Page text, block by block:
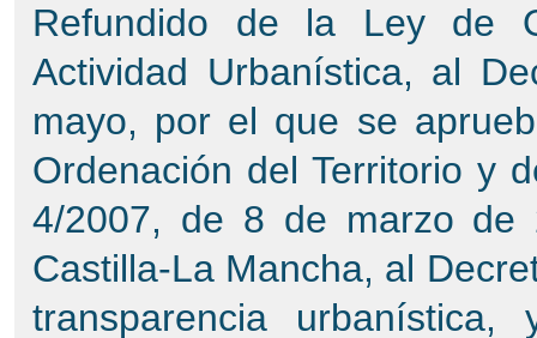
Refundido de la Ley de
Actividad Urbanística, al
mayo, por el que se
Ordenación del Territorio y
4/2007, de 8 de marzo de
Castilla-La Mancha, al
transparencia